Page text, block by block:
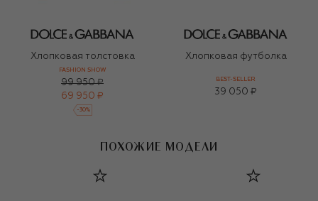
Хлопковая толстовка
FASHION SHOW
99 950 ₽
69 950 ₽
-30%
Хлопковая футболка
BEST-SELLER
39 050 ₽
ПОХОЖИЕ МОДЕЛИ